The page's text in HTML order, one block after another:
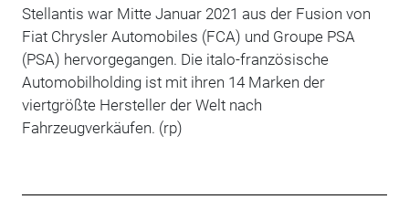
Stellantis war Mitte Januar 2021 aus der Fusion von
Fiat Chrysler Automobiles (FCA) und Groupe PSA
(PSA) hervorgegangen. Die italo-französische
Automobilholding ist mit ihren 14 Marken der
viertgrößte Hersteller der Welt nach
Fahrzeugverkäufen. (rp)